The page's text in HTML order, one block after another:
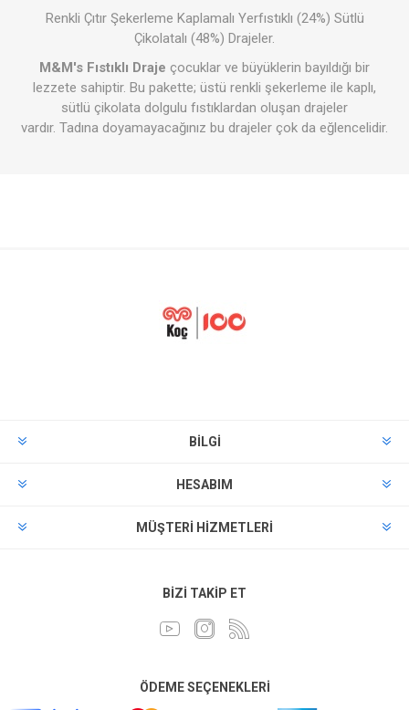
Renkli Çıtır Şekerleme Kaplamalı Yerfıstıklı (24%) Sütlü
Çikolatalı (48%) Drajeler.
M&M's Fıstıklı Draje çocuklar ve büyüklerin bayıldığı bir
lezzete sahiptir. Bu pakette; üstü renkli şekerleme ile kaplı,
sütlü çikolata dolgulu fıstıklardan oluşan drajeler
vardır. Tadına doyamayacağınız bu drajeler çok da eğlencelidir.
BILGI
HESABIM
MÜŞTERI HIZMETLERI
BIZI TAKIP ET
ÖDEME SEÇENEKLERI